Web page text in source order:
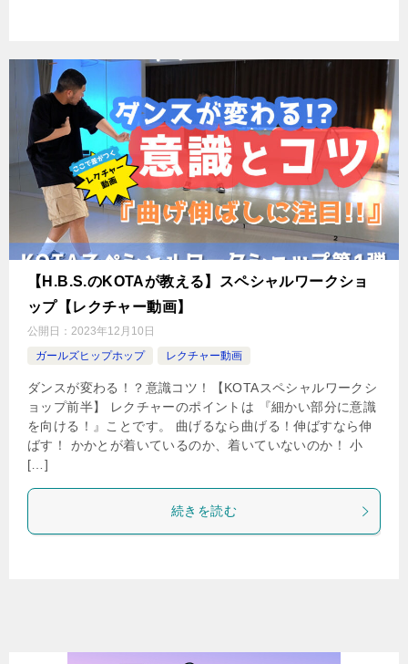
【H.B.S.のKOTAが教える】スペシャルワークショ
ップ【レクチャー動画】
公開日： 2023年12月10日
ガールズヒップホップ
レクチャー動画
ダンスが変わる！？意識コツ！【KOTAスペシャルワークシ
ョップ前半】 レクチャーのポイントは 『細かい部分に意識
を向ける！』ことです。 曲げるなら曲げる！伸ばすなら伸
ばす！ かかとが着いているのか、着いていないのか！ 小
[…]
続きを読む